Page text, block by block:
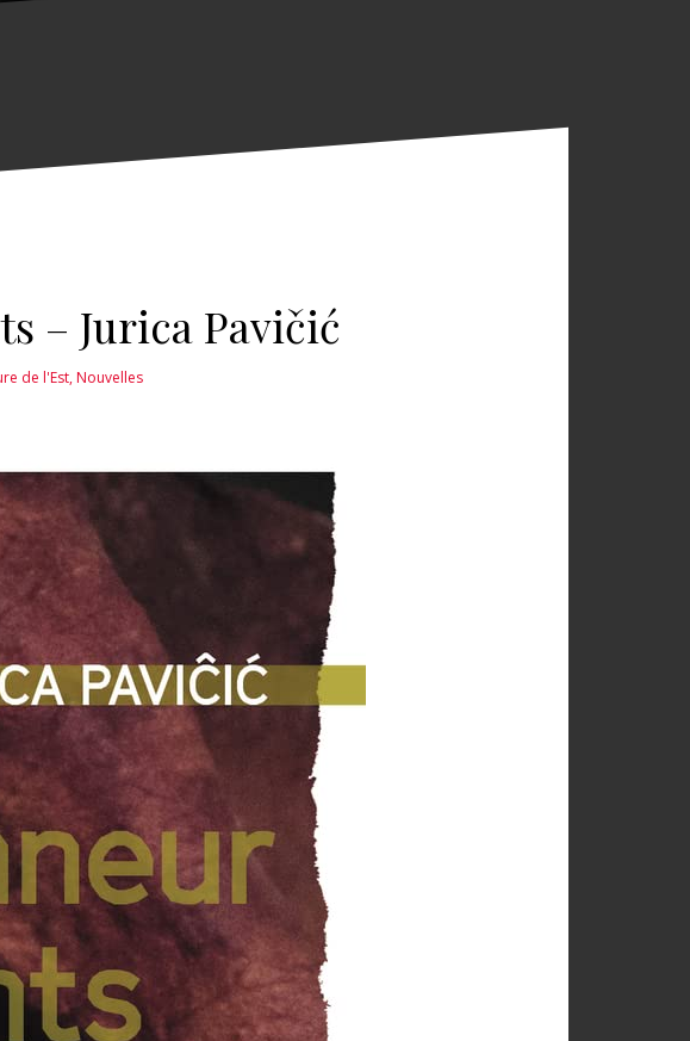
– Jurica Pavičić
de l'Est,Nouvelles